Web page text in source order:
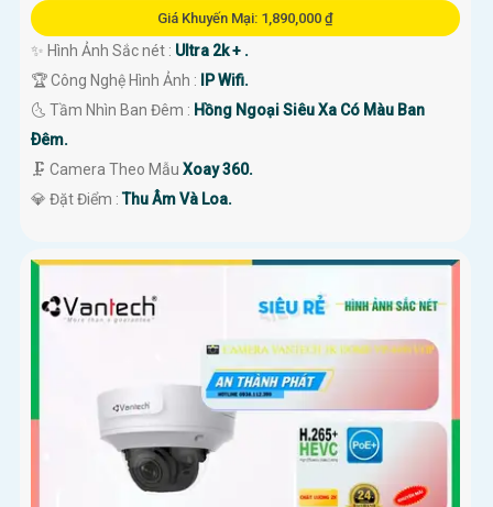
Giá Khuyến Mại: 1,890,000 ₫
✨ Hình Ảnh Sắc nét : Ultra 2k + .
🏆 Công Nghệ Hình Ảnh : IP Wifi.
🌜 Tầm Nhìn Ban Đêm : Hồng Ngoại Siêu Xa Có Màu Ban
Ðêm.
🗜️ Camera Theo Mẫu Xoay 360.
️💎 Đặt Điểm :Thu Âm Và Loa.